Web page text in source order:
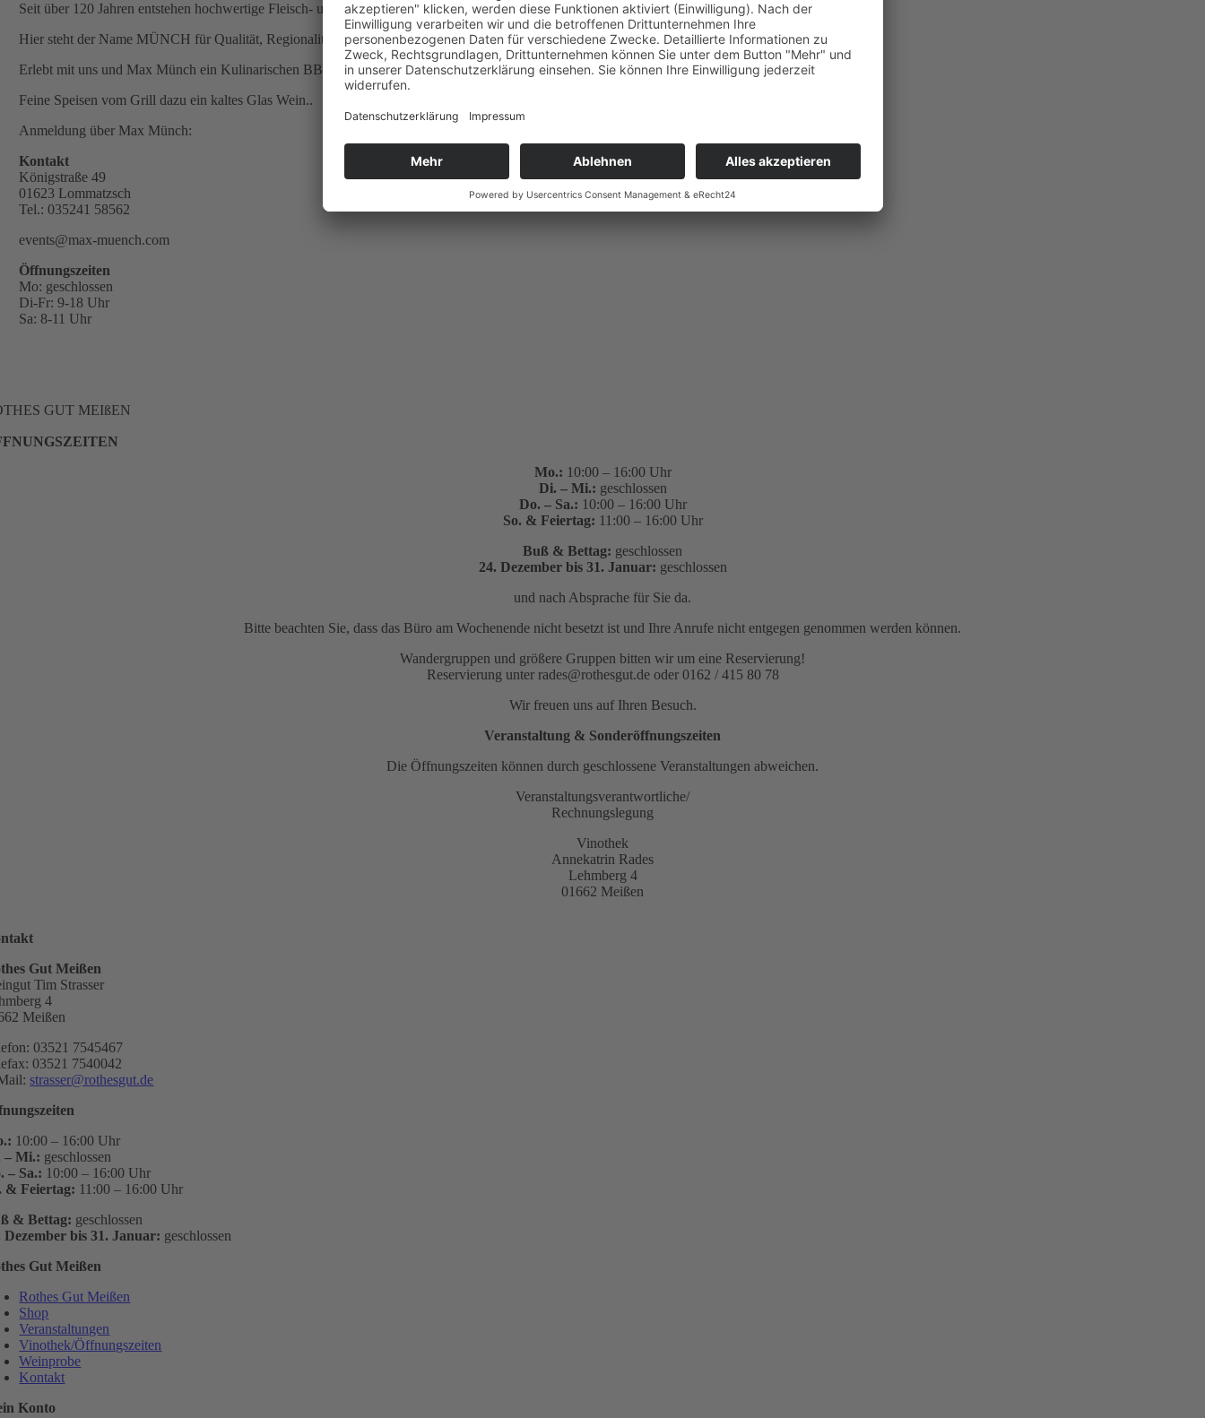
Seit über 120 Jahren entstehen hochwertige Fleisch- und Wurstwaren aus eigener Herstellung in der Lommatzscher Königstraße 49.
Hier steht der Name MÜNCH für Qualität, Regionalität, Handwerk und Genuss.
Erlebt mit uns und Max Münch ein Kulinarischen BBQ Abend in lockerer Atmosphäre.
Feine Speisen vom Grill dazu ein kaltes Glas Wein..
Anmeldung über Max Münch:
Kontakt
Königstraße 49
01623 Lommatzsch
Tel.: 035241 58562
events@max-muench.com
Öffnungszeiten
Mo: geschlossen
Di-Fr: 9-18 Uhr
Sa: 8-11 Uhr
GUT MEIßEN
Mo.: 10:00 – 16:00 Uhr
Di. – Mi.: geschlossen
Do. – Sa.: 10:00 – 16:00 Uhr
So. & Feiertag: 11:00 – 16:00 Uhr
Buß & Bettag: geschlossen
24. Dezember bis 31. Januar: geschlossen
und nach Absprache für Sie da.
Bitte beachten Sie, dass das Büro am Wochenende nicht besetzt ist und Ihre Anrufe nicht entgegen genommen werden können.
Wandergruppen und größere Gruppen bitten wir um eine Reservierung!
Reservierung unter rades@rothesgut.de oder 0162 / 415 80 78
Wir freuen uns auf Ihren Besuch.
Veranstaltung & Sonderöffnungszeiten
Die Öffnungszeiten können durch geschlossene Veranstaltungen abweichen.
Veranstaltungsverantwortliche/
Rechnungslegung
Vinothek
Annekatrin Rades
Lehmberg 4
01662 Meißen
Gut Meißen
Tim Strasser
4
Meißen
03521 7545467
03521 7540042
strasser@rothesgut.de
10:00 – 16:00 Uhr
– Mi.: geschlossen
– Sa.: 10:00 – 16:00 Uhr
& Feiertag: 11:00 – 16:00 Uhr
& Bettag: geschlossen
Dezember bis 31. Januar: geschlossen
Gut Meißen
Rothes Gut Meißen
Shop
Veranstaltungen
Vinothek/Öffnungszeiten
Weinprobe
Kontakt
Konto